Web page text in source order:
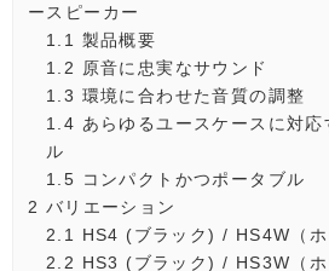
ースピーカー
1.1 製品概要
1.2
原音に忠実なサウンド
1.3 環境に合わせた音質の調整
1.4 あらゆるユースケースに対
ル
1.5 コンパクトかつポータブル
2 バリエーション
2.1 HS4 (ブラック) / HS4W（ホ
2.2 HS3 (ブラック) / HS3W（ホ